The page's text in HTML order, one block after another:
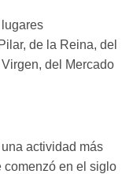
de la Reina, del
del Mercado
actividad más
comenzó en el siglo